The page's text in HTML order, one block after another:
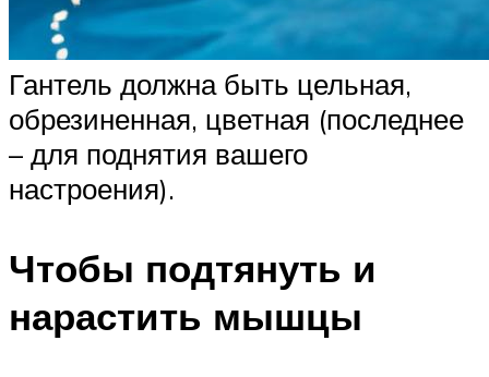
Гантель должна быть цельная,
обрезиненная, цветная (последнее
– для поднятия вашего
настроения).
Чтобы подтянуть и
нарастить мышцы